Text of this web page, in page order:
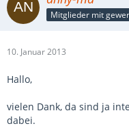
10. Januar 2013
Hallo,
vielen Dank, da sind ja
dabei.